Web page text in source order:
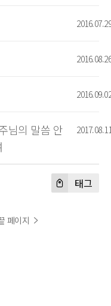
2016.07.29
2016.08.26
2016.09.02
님의 말씀 안
2017.08.11
태그
페이지